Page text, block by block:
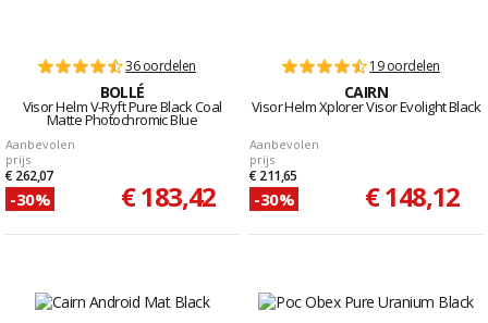
36 oordelen
BOLLÉ
Visor Helm V-Ryft Pure Black Coal
Matte Photochromic Blue
Aanbevolen
prijs
€ 262,07
-30% € 183,42
19 oordelen
CAIRN
Visor Helm Xplorer Visor Evolight Black
Aanbevolen
prijs
€ 211,65
-30% € 148,12